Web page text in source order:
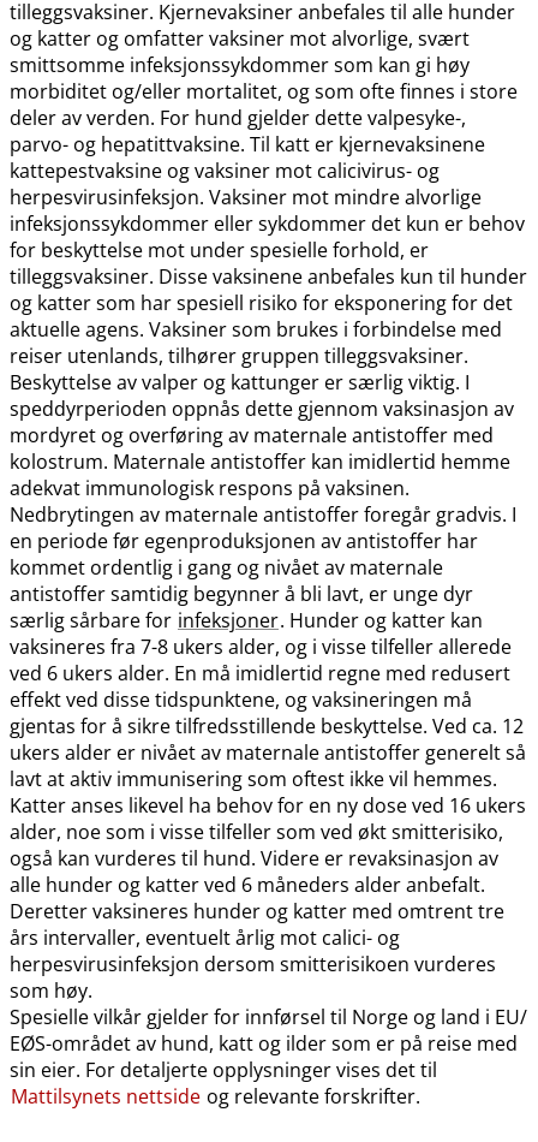
tilleggsvaksiner. Kjernevaksiner anbefales til alle hunder
og katter og omfatter vaksiner mot alvorlige, svært
smittsomme infeksjonssykdommer som kan gi høy
morbiditet og​/​eller mortalitet, og som ofte finnes i store
deler av verden. For hund gjelder dette valpesyke-,
parvo- og hepatittvaksine. Til katt er kjernevaksinene
kattepestvaksine og vaksiner mot calicivirus- og
herpesvirusinfeksjon. Vaksiner mot mindre alvorlige
infeksjonssykdommer eller sykdommer det kun er behov
for beskyttelse mot under spesielle forhold, er
tilleggsvaksiner. Disse vaksinene anbefales kun til hunder
og katter som har spesiell risiko for eksponering for det
aktuelle agens. Vaksiner som brukes i forbindelse med
reiser utenlands, tilhører gruppen tilleggsvaksiner.
Beskyttelse av valper og kattunger er særlig viktig. I
speddyrperioden oppnås dette gjennom vaksinasjon av
mordyret og overføring av maternale antistoffer med
kolostrum. Maternale antistoffer kan imidlertid hemme
adekvat immunologisk respons på vaksinen.
Nedbrytingen av maternale antistoffer foregår gradvis. I
en periode før egenproduksjonen av antistoffer har
kommet ordentlig i gang og nivået av maternale
antistoffer samtidig begynner å bli lavt, er unge dyr
særlig sårbare for infeksjoner. Hunder og katter kan
vaksineres fra 7-8 ukers alder, og i visse tilfeller allerede
ved 6 ukers alder. En må imidlertid regne med redusert
effekt ved disse tidspunktene, og vaksineringen må
gjentas for å sikre tilfredsstillende beskyttelse. Ved ca. 12
ukers alder er nivået av maternale antistoffer generelt så
lavt at aktiv immunisering som oftest ikke vil hemmes.
Katter anses likevel ha behov for en ny dose ved 16 ukers
alder, noe som i visse tilfeller som ved økt smitterisiko,
også kan vurderes til hund. Videre er revaksinasjon av
alle hunder og katter ved 6 måneders alder anbefalt.
Deretter vaksineres hunder og katter med omtrent tre
års intervaller, eventuelt årlig mot calici- og
herpesvirusinfeksjon dersom smitterisikoen vurderes
som høy.
Spesielle vilkår gjelder for innførsel til Norge og land i EU​/​
EØS-området av hund, katt og ilder som er på reise med
sin eier. For detaljerte opplysninger vises det til
Mattilsynets nettside og relevante forskrifter.